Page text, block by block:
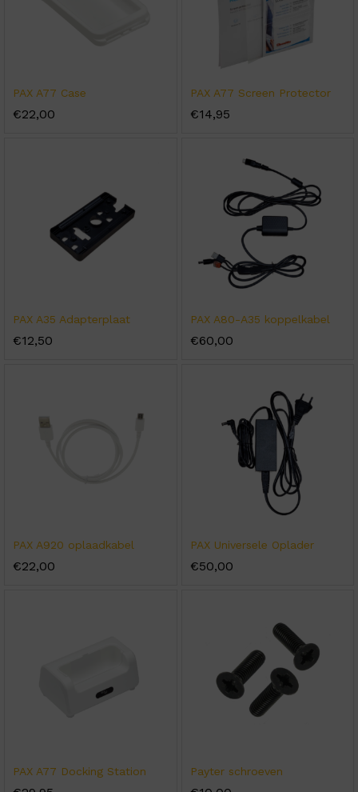
PAX A77 Case
€22,00
PAX A77 Screen Protector
€14,95
PAX A35 Adapterplaat
€12,50
PAX A80-A35 koppelkabel
€60,00
PAX A920 oplaadkabel
€22,00
PAX Universele Oplader
€50,00
PAX A77 Docking Station Payter schroeven